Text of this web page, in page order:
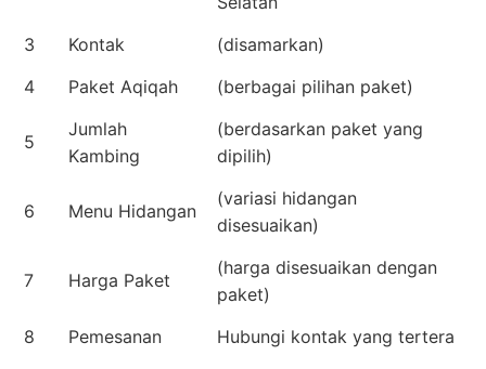
3
Kontak
(disamarkan)
4
Paket Aqiqah (berbagai pilihan paket)
5
Jumlah
Kambing
(berdasarkan paket yang
dipilih)
6 Menu Hidangan
(variasi hidangan
disesuaikan)
7 Harga Paket
(harga disesuaikan dengan
paket)
8
Pemesanan Hubungi kontak yang tertera